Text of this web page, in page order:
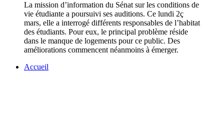
La mission d’information du Sénat sur les conditions de
vie étudiante a poursuivi ses auditions. Ce lundi 2ç
mars, elle a interrogé différents responsables de l’habitat
des étudiants. Pour eux, le principal problème réside
dans le manque de logements pour ce public. Des
améliorations commencent néanmoins à émerger.
Accueil